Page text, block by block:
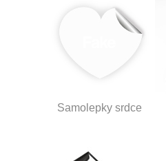
Samolepky srdce